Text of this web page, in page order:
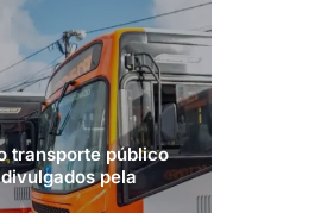
transporte público
pela